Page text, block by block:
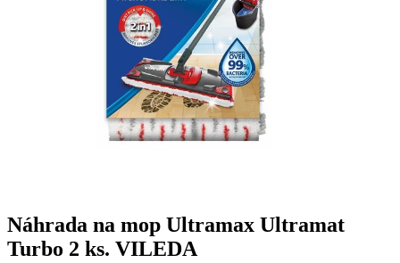
Náhrada na mop Ultramax Ultramat
Turbo 2 ks. VILEDA